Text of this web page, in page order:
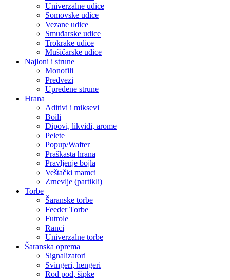
Univerzalne udice
Somovske udice
Vezane udice
Smuđarske udice
Trokrake udice
Mušičarske udice
Najloni i strune
Monofili
Predvezi
Upredene strune
Hrana
Aditivi i miksevi
Boili
Dipovi, likvidi, arome
Pelete
Popup/Wafter
Praškasta hrana
Pravljenje bojla
Veštački mamci
Zrnevlje (partikli)
Torbe
Šaranske torbe
Feeder Torbe
Futrole
Ranci
Univerzalne torbe
Šaranska oprema
Signalizatori
Svingeri, hengeri
Rod pod, šipke